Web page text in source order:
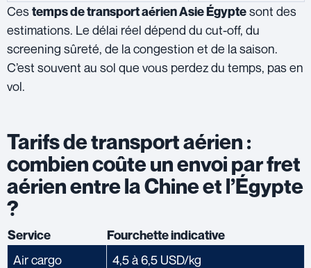
Cestemps de transport aérien Asie Égyptesont des
estimations. Le délai réel dépend du cut-off, du
screening sûreté, de la congestion et de la saison.
C’est souvent au sol que vous perdez du temps, pas en
vol.
Tarifs de transport aérien :
combien coûte un envoi par fret
aérien entre la Chine et l’Égypte
?
Service Fourchette indicative
Air cargo 4,5 à 6,5 USD/kg